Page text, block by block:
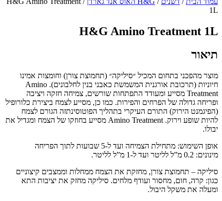
1L
H&G Amino Treatment 1L
תיאור
מוצר מהפכני בתחום המכיל ״סיליקה״ (תחמוצת צורן) וחומצות אמינו
חיוניות (תרכובת אורגנית המשמשת כאבני בנין לחלבונים). Amino
Treatment מסייע ומעודד התפתחות שורשים, צמיחה חזקה ויציבה
ופריחה גדולה של הפרחים והפירות. כמו כן, מסייע לצמח ביצירת כלורופיל
(הפיגמנט הירוק) התורם העיקרי בתהליך הפוטוסינתזה הגורם לצמח
להיות שופע וירוק. Amino Treatment מסייע בחוזקו של הצמח ומגדיל את
יבולו.
אופן השימוש: מתחילת הצמיחה ועד ל-5 שבועות לתוך הפריחה
מינונים: 0.2 מ”ל לליטר ועד ל-1 מ”ל לליטר.
סיליקה – תחמוצת צורן, מחזקת את הצמח ממחלות וממצבים קיצוניים
כגון: קרה, חום, מחסור ועודף מלחים. סיליקה מחזק את יציבות התא
ומעלה את משקל היבול.